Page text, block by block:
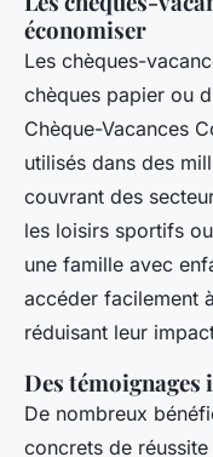
économiser
Les chèques-
chèques papier ou
Chèque-Vacances
utilisés dans des
couvrant des
les loisirs sportifs
une famille avec
accéder facilement
réduisant leur
Des
De nombreux
concrets de